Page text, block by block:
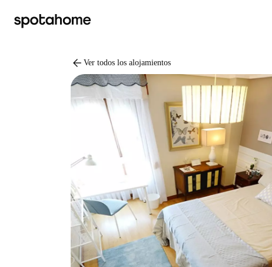
arrow_back Ver todos los alojamientos